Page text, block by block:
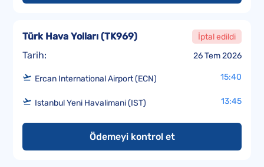
Tarih: 26 Tem 2026
Türk Hava Yolları (TK969) İptal edildi
Ercan International Airport (ECN) 15:40
Istanbul Yeni Havalimani (IST) 13:45
Ödemeyi kontrol et